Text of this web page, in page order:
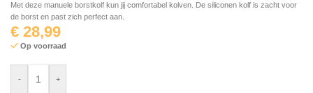
Met deze manuele borstkolf kun jij comfortabel kolven. De siliconen kolf is zacht voor
de borst en past zich perfect aan.
€ 28,99
Op voorraad
- +